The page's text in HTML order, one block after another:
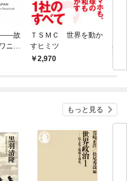
――故
ニー
ＴＳＭＣ 世界を動か
すヒミツ
2,970
基
もっと見る